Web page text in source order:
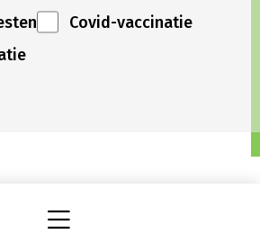
Covid-vaccinatie